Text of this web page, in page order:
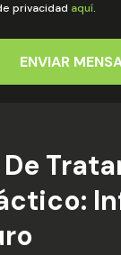
privacidad aquí.
ENVIAR